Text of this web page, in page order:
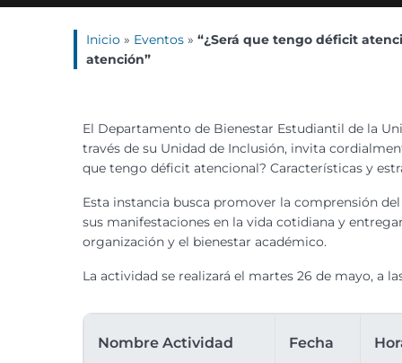
Inicio » Eventos » “¿Será que tengo déficit
atención”
El Departamento de Bienestar Estudiantil de la
través de su Unidad de Inclusión, invita
que tengo déficit atencional? Características y
Esta instancia busca promover la comprensión
sus manifestaciones en la vida cotidiana y
organización y el bienestar académico.
La actividad se realizará el martes 26 de mayo, a
Nombre Actividad Fecha